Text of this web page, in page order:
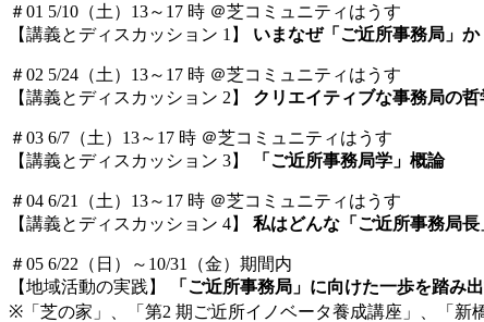
＃01 5/10（土）13～17 時 ＠芝コミュニティはうす
【講義とディスカッション 1】 いまなぜ「ご近所事務局」か
＃02 5/24（土）13～17 時 ＠芝コミュニティはうす
【講義とディスカッション 2】 クリエイティブな事務局の
＃03 6/7（土）13～17 時 ＠芝コミュニティはうす
【講義とディスカッション 3】
「ご近所事務局学」概論
＃04 6/21（土）13～17 時 ＠芝コミュニティはうす
【講義とディスカッション 4】 私はどんな「ご近所事務局長
＃05 6/22（日）～10/31（金）期間内
【地域活動の実践】
「ご近所事務局」に向けた一歩を踏み
※「芝の家」、「第2 期ご近所イノベータ養成講座」、「新